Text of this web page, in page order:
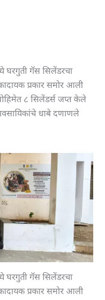
घरगुती गॅस सिलेंडरचा
प्रकार समोर आली
८ सिलेंडर्स जप्त केले
धाबे दणाणले
घरगुती गॅस सिलेंडरचा
प्रकार समोर आली